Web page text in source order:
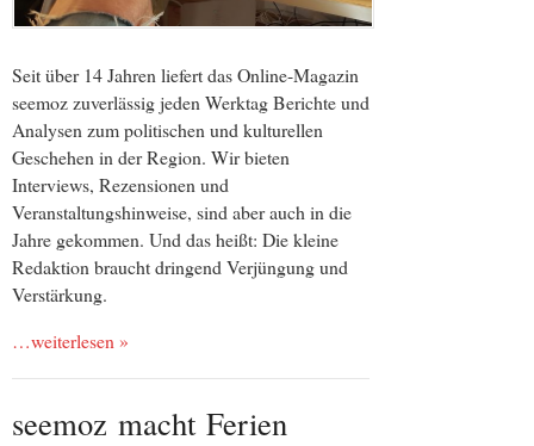
Seit über 14 Jahren liefert das Online-Magazin
seemoz zuverlässig jeden Werktag Berichte und
Analysen zum politischen und kulturellen
Geschehen in der Region. Wir bieten
Interviews, Rezensionen und
Veranstaltungshinweise, sind aber auch in die
Jahre gekommen. Und das heißt: Die kleine
Redaktion braucht dringend Verjüngung und
Verstärkung.
…weiterlesen »
seemoz macht Ferien